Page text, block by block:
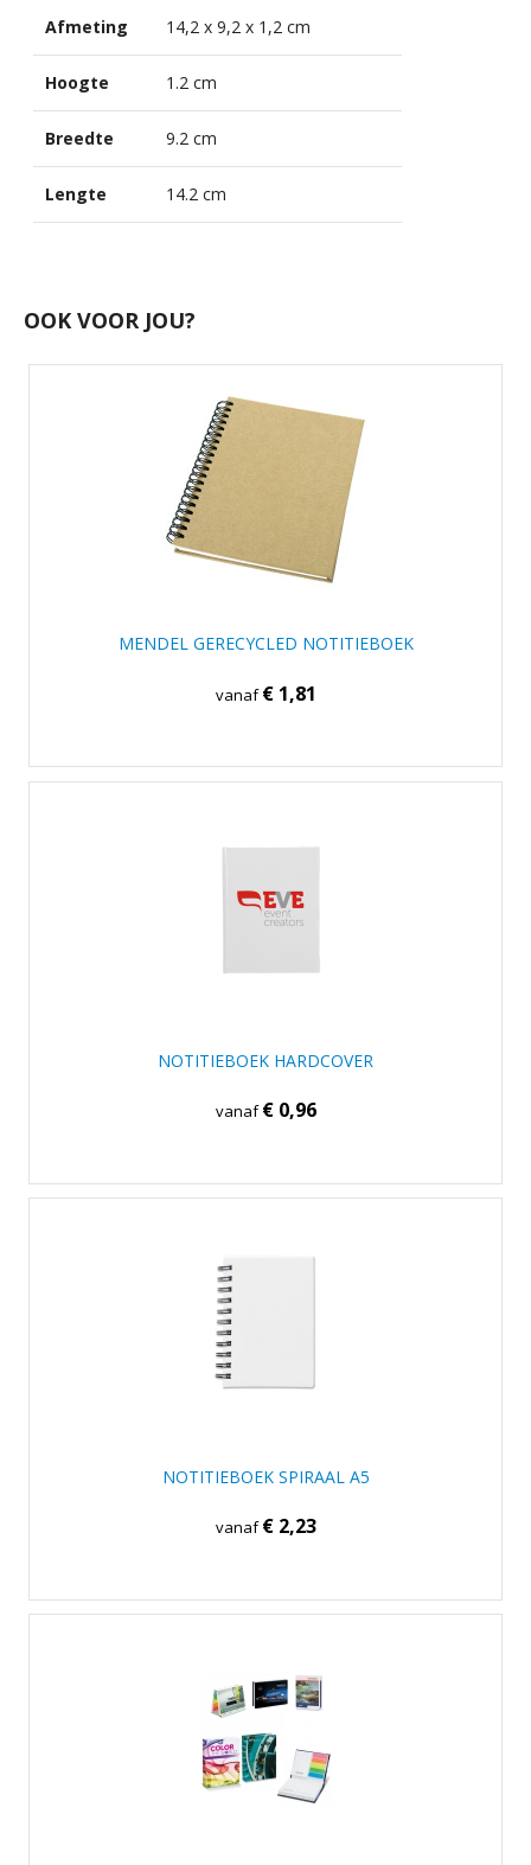
Afmeting 14,2 x 9,2 x 1,2 cm
Hoogte 1.2 cm
Breedte 9.2 cm
Lengte 14.2 cm
OOK VOOR JOU?
MENDEL GERECYCLED NOTITIEBOEK
vanaf€ 1,81
NOTITIEBOEK HARDCOVER
vanaf€ 0,96
NOTITIEBOEK SPIRAAL A5
vanaf€ 2,23